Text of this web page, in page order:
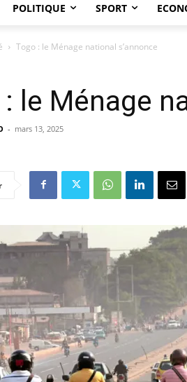
POLITIQUE SPORT
Togo : le Ménage national s’annonce
le Ménage
- mars 13, 2025